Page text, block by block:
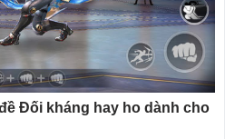
Đối kháng hay ho dành cho